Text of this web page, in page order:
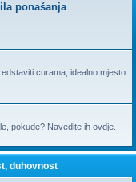
ponašanja
curama, idealno mjesto
pokude? Navedite ih ovdje.
duhovnost